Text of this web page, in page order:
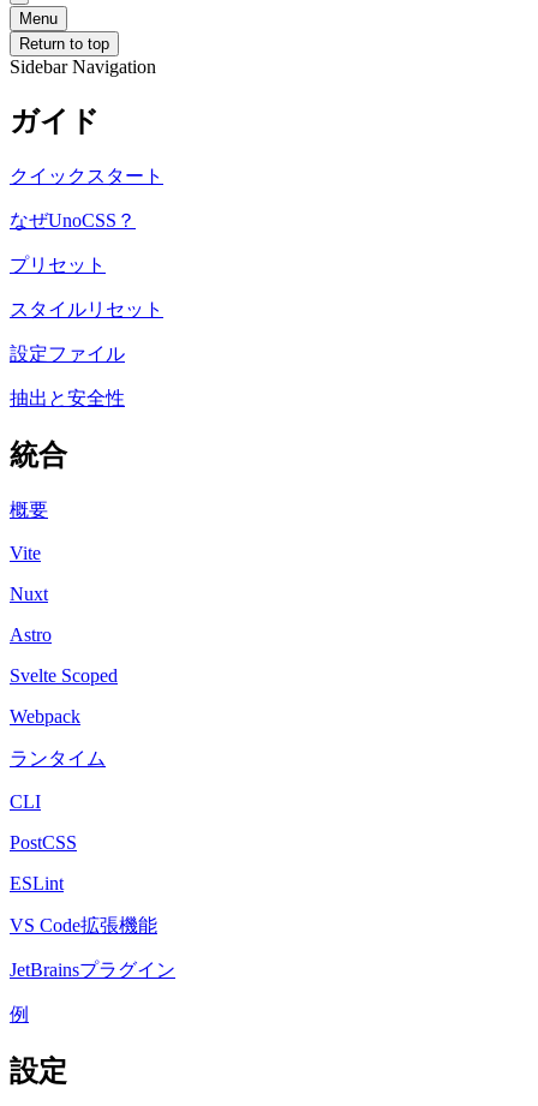
Menu
Return to top
Sidebar Navigation
ガイド
クイックスタート
なぜUnoCSS？
プリセット
スタイルリセット
設定ファイル
抽出と安全性
統合
概要
Vite
Nuxt
Astro
Svelte Scoped
Webpack
ランタイム
CLI
PostCSS
ESLint
VS Code拡張機能
JetBrainsプラグイン
例
設定